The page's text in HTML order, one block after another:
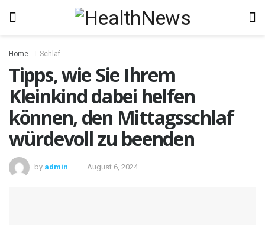
Home Schlaf
Tipps, wie Sie Ihrem
Kleinkind dabei helfen
können, den Mittagsschlaf
würdevoll zu beenden
by admin August 6, 2024